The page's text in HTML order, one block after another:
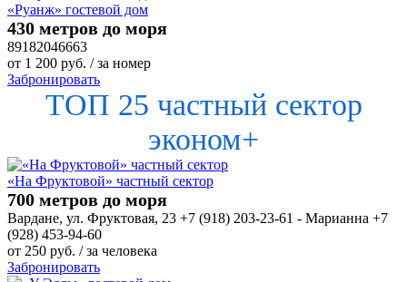
«Руанж» гостевой дом
430 метров до моря
89182046663
от 1 200 руб. / за номер
Забронировать
ТОП 25 частный сектор
эконом+
«На Фруктовой» частный сектор
700 метров до моря
Вардане, ул. Фруктовая, 23 +7 (918) 203-23-61 - Марианна +7
(928) 453-94-60
от 250 руб. / за человека
Забронировать